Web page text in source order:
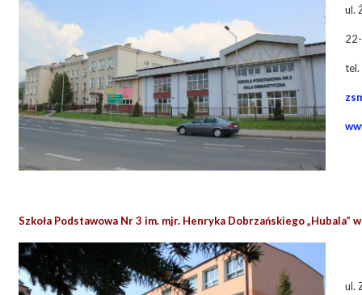
ul.
Szkoła Podstawowa Nr 3 im. mjr. Henryka Dobrzańskiego „Hubala”
ul.